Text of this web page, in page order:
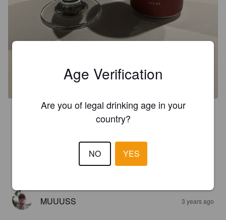
4.6
ROBTOMBOYA4
MUUUSS 3 years ago
Age Verification
Are you of legal drinking age in your
country?
NO YES